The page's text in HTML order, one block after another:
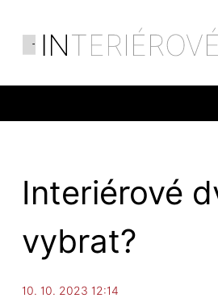
Interiérové
vybrat?
10. 10. 2023 12:14